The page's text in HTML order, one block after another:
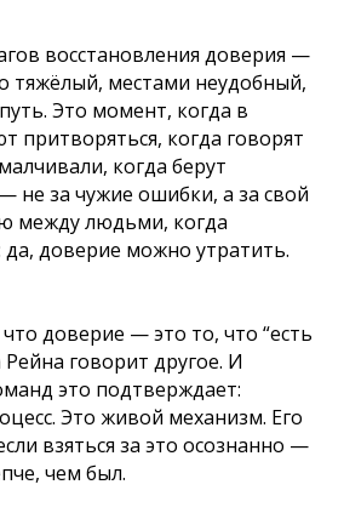
восстановления доверия —
тяжёлый, местами неудобный,
Это момент, когда в
притворяться, когда говорят
когда берут
не за чужие ошибки, а за свой
между людьми, когда
доверие можно утратить.
доверие — это то, что “есть
Рейна говорит другое. И
это подтверждает:
Это живой механизм. Его
взяться за это осознанно —
чем был.